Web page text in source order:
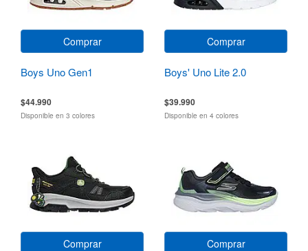
Comprar
Boys Uno Gen1
$44.990
Disponible en 3 colores
Comprar
Boys' Uno Lite 2.0
$39.990
Disponible en 4 colores
Comprar Comprar